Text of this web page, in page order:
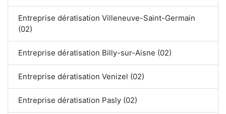
Entreprise dératisation Villeneuve-Saint-Germain
(02)
Entreprise dératisation Billy-sur-Aisne (02)
Entreprise dératisation Venizel (02)
Entreprise dératisation Pasly (02)